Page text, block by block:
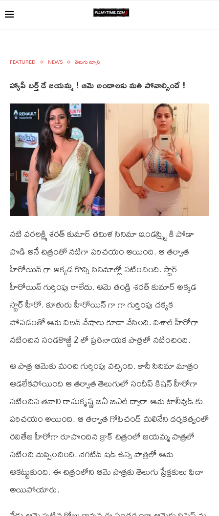
FEATURED NEWS తెలుగు న్యూస్
హ్యాపీ బర్త్ డే జయమ్మ ! ఆమె అందాలకు మతి పోవాల్సిందే !
నటి వరలక్ష్మి శరత్ కుమార్ తమిళ సినిమా ఇండస్ష్ట్రి కి పోడా
పొడి అనే చిత్రంతో నటిగా పరిచయం అయింది. ఆ తర్వాత
హీరోయిన్ గా అక్కడ కొన్ని సినిమాల్లో నటించింది. స్టార్
హీరోయిన్ గుర్తింపు రాలేదు. ఆమె తండ్రి శరత్ కుమార్ అక్కడ
స్టార్ హీరో. కూతురు హీరోయిన్ గా గా గుర్తింపు దక్కక
పోవడంతో ఆమె విలన్ వేషాలు కూడా వేసింది. విశాల్ హీరోగా
నటించిన సండకొజ్జీ 2 లో ప్రతినాయక పాత్రలో నటించింది.
ఆ పాత్ర ఆమెకు మంచి గుర్తింపు వచ్చింది. కానీ సినిమా మాత్రం
ఆడలేకపోయింది ఆ తర్వాత తెలుగులో సందీప్ కిషన్ హీరోగా
నటించిన తెనాలి రామకృష్ణ బి‌ఏ బి‌ఎల్ ద్వారా ఆమె టాలీవుడ్ కు
పరిచయం అయింది. ఆ తర్వాత గోపిచంద్ మలినేని దర్శకత్వంలో
రవితేజ హీరోగా రూపొందిన క్రాక్ చిత్రంలో జయమ్మ పాత్రలో
నటించి మెప్పించింది. నెగటివ్ షెడ్ ఉన్న పాత్రలో ఆమె
ఆకట్టుకుంది. ఈ చిత్రంలోని ఆమె పాత్రకు తెలుగు ప్రేక్షకులు ఫిదా
అయిపోయారు.